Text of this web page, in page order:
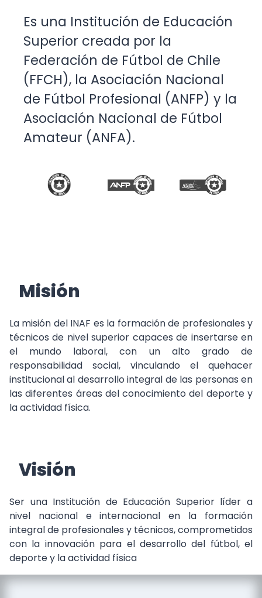
Es una Institución de Educación
Superior creada por la
Federación de Fútbol de Chile
(FFCH), la Asociación Nacional
de Fútbol Profesional (ANFP) y la
Asociación Nacional de Fútbol
Amateur (ANFA).
Misión
La misión del INAF es la formación de profesionales y
técnicos de nivel superior capaces de insertarse en
el mundo laboral, con un alto grado de
responsabilidad social, vinculando el quehacer
institucional al desarrollo integral de las personas en
las diferentes áreas del conocimiento del deporte y
la actividad física.
Visión
Ser una Institución de Educación Superior líder a
nivel nacional e internacional en la formación
integral de profesionales y técnicos, comprometidos
con la innovación para el desarrollo del fútbol, el
deporte y la actividad física